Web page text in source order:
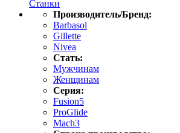
Станки
Производитель/Бренд:
Barbasol
Gillette
Nivea
Стать:
Мужчинам
Женщинам
Серия:
Fusion5
ProGlide
Mach3